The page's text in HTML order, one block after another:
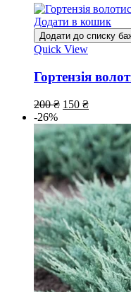
Додати в кошик
Додати до списку
Quick View
Гортензія
200₴ 150 ₴
-26%